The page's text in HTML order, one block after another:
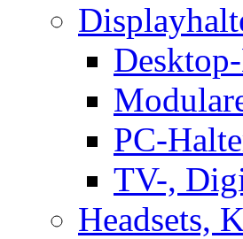
PC-
TV-,
Headsets,